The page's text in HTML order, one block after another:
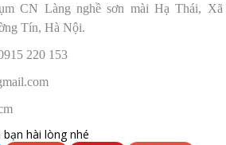
CN Làng nghề sơn mài Hạ Thái, Xã
Tín, Hà Nội.
220 153
hài lòng nhé